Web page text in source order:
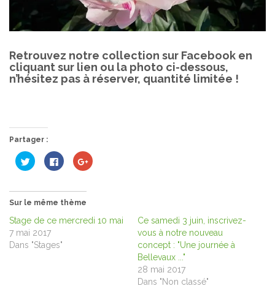
Retrouvez notre collection sur Facebook en
cliquant sur lien ou la photo ci-dessous,
n’hésitez pas à réserver, quantité limitée !
Partager :
Cliquez
pour
partager
une
fenêtre)
Cliquez
pour
partager
une
fenêtre)
Cliquez
pour
nouvelle
fenêtre)
Sur le même thème
Stage de ce mercredi 10 mai
7 mai 2017
Dans "Stages"
Ce samedi 3 juin, inscrivez-
vous à notre nouveau
concept : "Une journée à
Bellevaux ..."
28 mai 2017
Dans "Non classé"